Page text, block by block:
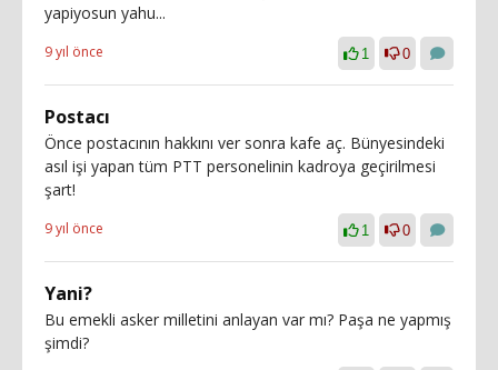
yapiyosun yahu...
9 yıl önce 1 0
Postacı
Önce postacının hakkını ver sonra kafe aç. Bünyesindeki
asıl işi yapan tüm PTT personelinin kadroya geçirilmesi
şart!
9 yıl önce 1 0
Yani?
Bu emekli asker milletini anlayan var mı? Paşa ne yapmış
şimdi?